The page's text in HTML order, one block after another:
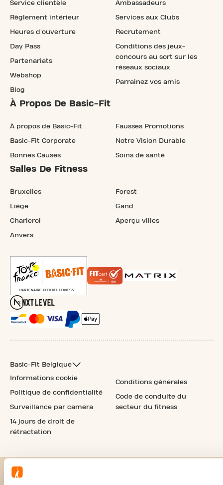
Service clientèle
Règlement intérieur
Heures d'ouverture
Day Pass
Partenariats
Webshop
Blog
Ambassadeurs
Services aux Clubs
Recrutement
Conditions des jeux-
concours au sort sur les
réseaux sociaux
Parrainez vos amis
À Propos De Basic-Fit
À propos de Basic-Fit
Basic-Fit Corporate
Bonnes Causes
Fausses Promotions
Notre Vision Durable
Soins de santé
Salles De Fitness
Bruxelles
Liége
Charleroi
Anvers
Forest
Gand
Aperçu villes
Basic-Fit Belgique
Informations cookie
Politique de confidentialité
Surveillance par camera
14 jours de droit de
rétractation
Conditions générales
Code de conduite du
secteur du fitness